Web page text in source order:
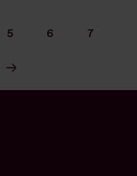
5 6 7